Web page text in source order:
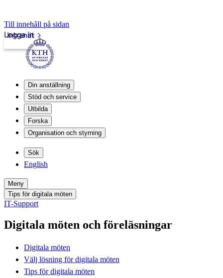
Till innehåll på sidan
Intranät
Logga in
Din anställning
Stöd och service
Utbilda
Forska
Organisation och styrning
Sök
English
Meny
Tips för digitala möten
IT-Support
Digitala möten och föreläsningar
Digitala möten
Välj lösning för digitala möten
Tips för digitala möten